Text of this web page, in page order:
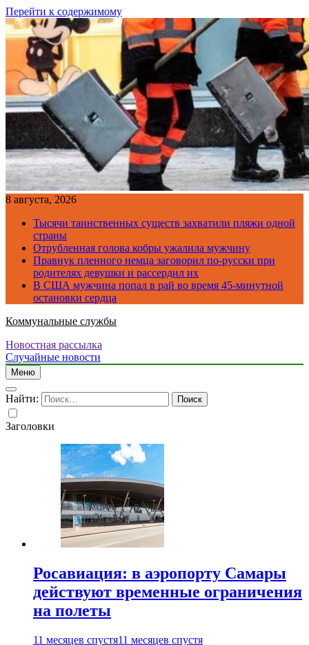
Перейти к содержимому
8 августа, 2026
Тысячи таинственных существ захватили пляжи одной
страны
Отрубленная голова кобры ужалила мужчину
Правнук пленного немца заговорил по-русски при
родителях девушки и рассердил их
В США мужчина попал в рай во время 45-минутной
остановки сердца
Коммунальные службы
Новостная рассылка
Случайные новости
Меню
Найти:
Заголовки
Росавиация: в аэропорту Самары
действуют временные ограничения
на полеты
11 месяцев спустя11 месяцев спустя